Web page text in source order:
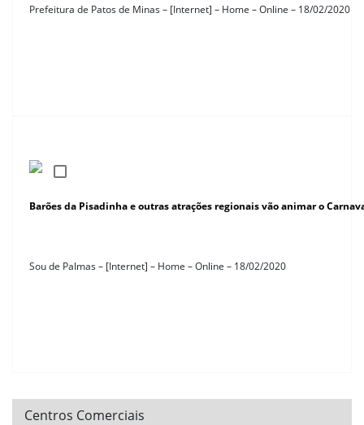
Prefeitura de Patos de Minas – [Internet] – Home – Online – 18/02/2020
Barões da Pisadinha e outras atrações regionais vão animar o
Sou de Palmas – [Internet] – Home – Online – 18/02/2020
Centros Comerciais